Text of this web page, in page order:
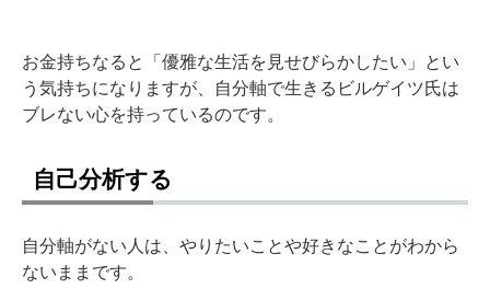
お金持ちなると「優雅な生活を見せびらかしたい」とい
う気持ちになりますが、自分軸で生きるビルゲイツ氏は
ブレない心を持っているのです。
自己分析する
自分軸がない人は、やりたいことや好きなことがわから
ないままです。